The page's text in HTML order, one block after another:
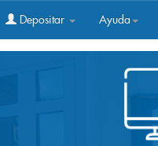
Depositar Ayuda